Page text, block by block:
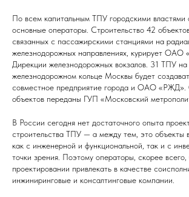
По всем капитальным ТПУ городскими властями
основные операторы. Строительство 42
связанных с пассажирскими станциями на
железнодорожных направлениях, курирует ОАО
Дирекции железнодорожных вокзалов. 31 ТПУ
железнодорожном кольце Москвы будет
совместное предприятие города и ОАО «РЖД».
объектов переданы ГУП «Московский
В России сегодня нет достаточного опыта
строительства ТПУ — а между тем, это объекты
как с инженерной и функциональной, так и с
точки зрения. Поэтому операторы, скорее всего,
проектировании привлекать в качестве
инжиниринговые и консалтинговые компании.